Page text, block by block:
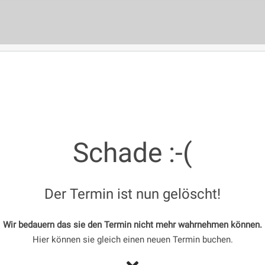
Schade :-(
Der Termin ist nun gelöscht!
Wir bedauern das sie den Termin nicht mehr wahrnehmen können.
Hier können sie gleich einen neuen Termin buchen.